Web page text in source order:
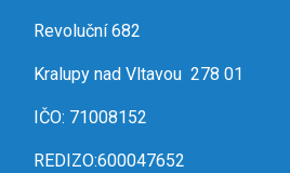
Revoluční 682
Kralupy nad Vltavou 278 01
IČO: 71008152
REDIZO:600047652